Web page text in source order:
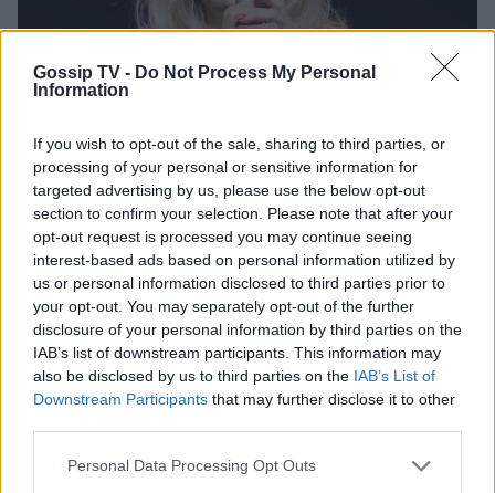
Gossip TV - Do Not Process My Personal
Information
If you wish to opt-out of the sale, sharing to third parties, or
processing of your personal or sensitive information for
targeted advertising by us, please use the below opt-out
section to confirm your selection. Please note that after your
opt-out request is processed you may continue seeing
interest-based ads based on personal information utilized by
us or personal information disclosed to third parties prior to
your opt-out. You may separately opt-out of the further
disclosure of your personal information by third parties on the
IAB’s list of downstream participants. This information may
also be disclosed by us to third parties on the IAB’s List of
Downstream Participants that may further disclose it to other
Personal Data Processing Opt Outs
HOLLYWOOD
Bonnie Tyler: Σε τεχνητό κώμα η θρυλική
τραγουδίστρια - Κρίσιμες ώρες στην
Πορτογαλία
09:45 @08-05-2026